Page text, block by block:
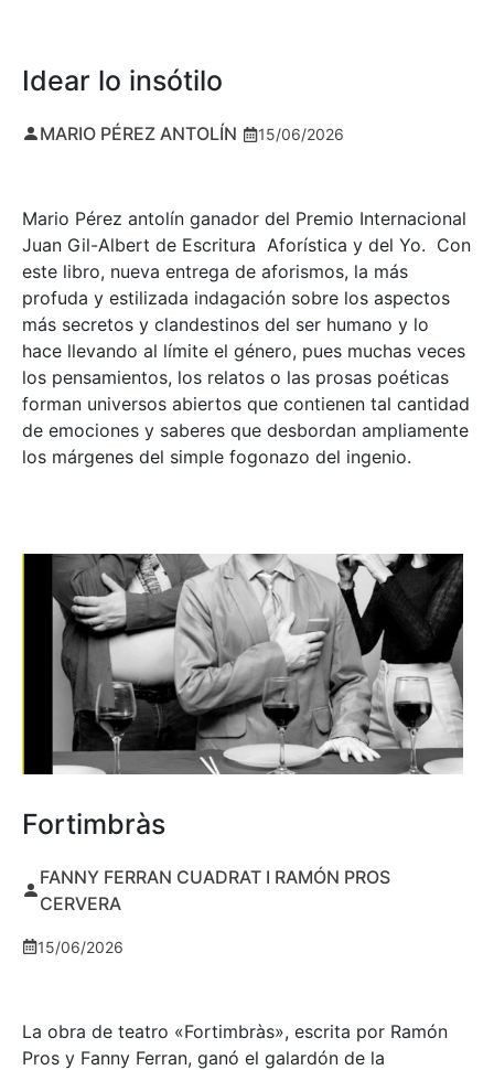
Idear lo insótilo
MARIO PÉREZ ANTOLÍN 15/06/2026
Mario Pérez antolín ganador del Premio Internacional
Juan Gil-Albert de Escritura Aforística y del Yo. Con
este libro, nueva entrega de aforismos, la más
profuda y estilizada indagación sobre los aspectos
más secretos y clandestinos del ser humano y lo
hace llevando al límite el género, pues muchas veces
los pensamientos, los relatos o las prosas poéticas
forman universos abiertos que contienen tal cantidad
de emociones y saberes que desbordan ampliamente
los márgenes del simple fogonazo del ingenio.
Fortimbràs
FANNY FERRAN CUADRAT I RAMÓN PROS
CERVERA
15/06/2026
La obra de teatro «Fortimbràs», escrita por Ramón
Pros y Fanny Ferran, ganó el galardón de la